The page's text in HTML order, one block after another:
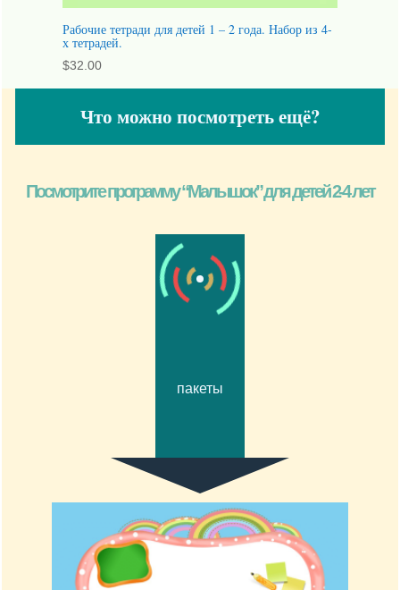
Рабочие тетради для детей 1 – 2 года. Набор из 4-
х тетрадей.
$32.00
Что можно посмотреть ещё?
Посмотрите программу “Малышок” для